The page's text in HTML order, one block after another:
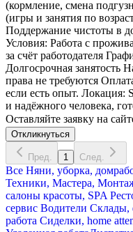
(кормление, смена
(игры и занятия по
Поддержание чистоты в
Условия: Работа с
за счёт работодателя
Долгосрочная занятость
права не требуются
если есть опыт. Локация:
и надёжного человека,
Оставляйте заявку на
Откликнуться
Пред. 1 След.
Все Няни, уборка,
Техники, Мастера,
салоны красоты, SPA
cервис Водители Склады,
работа Сиделки, home